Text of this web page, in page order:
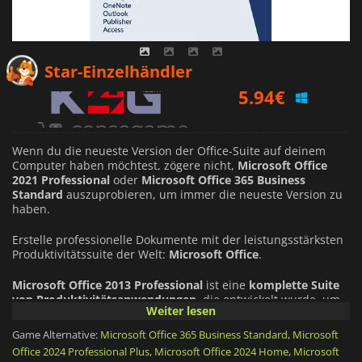
Star-Einzelhändler
12.00 €
59.95€
Wenn du die neueste Version der Office-Suite auf deinem
Computer haben möchtest, zögere nicht, Microsoft Office
2021 Professional oder Microsoft Office 365 Business
Standard auszuprobieren, um immer die neueste Version zu
haben.
Erstelle professionelle Dokumente mit der leistungsstärksten
Produktivitätssuite der Welt: Microsoft Office.
Microsoft Office 2013 Professional ist eine komplette Suite
von Produktivitätsanwendungen , die entwickelt wurde, um
deinen Workflow zu optimieren und zu verbessern. Das Paket
enthält Kernsoftware wieWord, Excel, PowerPoint und
Outlook sowie Access, Publisher und OneNote, um nur
einige zu nennen. Mit diesem robusten Satz von Tools können
Weiter lesen
Game Alternative: Microsoft Office 365 Business Standard, Microsoft
Office 2024 Professional Plus, Microsoft Office 2024 Home, Microsoft